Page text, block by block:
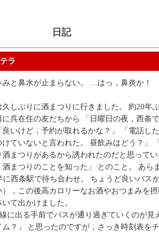
日記
ラ
みと鼻水が止まらない。 …はっ，鼻炎か！
久しぶりに酒まつりに行きました。 約20年ぶ
に呉在住の友だちから 「日曜日の夜，西条
良いけど，予約が取れるかな？」 「電話し
けていないと言われた。 昼飲みはどう？」
酒まつりがあるから誘われたのだと思って
酒まつりのことを知った」 とのこと。 あらま
に西条駅で待ち合わせ。 ちょうど良いバス
），この後高カロリーなお酒やおつまみを
て出かけました。
に出る手前でバスが通り過ぎていくのが見
ム？」 と思ったのですが，さっき時刻表を